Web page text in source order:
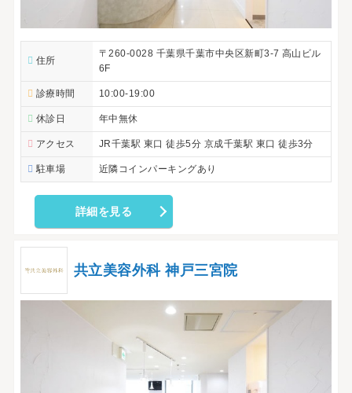
住所
〒260-0028 千葉県千葉市中央区新町3-7 高山ビル
6F
診療時間 10:00-19:00
休診日 年中無休
アクセス JR千葉駅 東口 徒歩5分 京成千葉駅 東口 徒歩3分
駐車場 近隣コインパーキングあり
詳細を見る
共立美容外科 神戸三宮院